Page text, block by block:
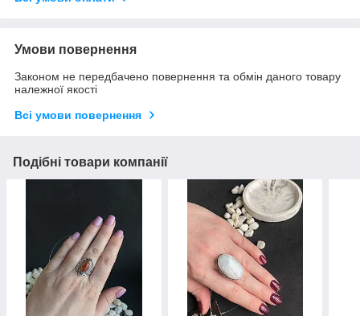
Умови повернення
Законом не передбачено повернення та обмін даного товару
належної якості
Всі умови повернення
Подібні товари компанії